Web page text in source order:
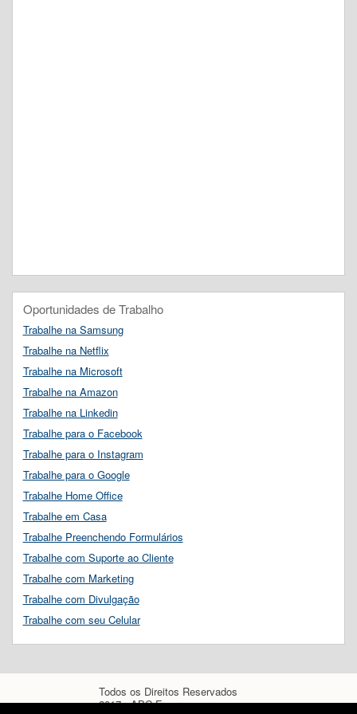
Oportunidades de Trabalho
Trabalhe na Samsung
Trabalhe na Netflix
Trabalhe na Microsoft
Trabalhe na Amazon
Trabalhe na Linkedin
Trabalhe para o Facebook
Trabalhe para o Instagram
Trabalhe para o Google
Trabalhe Home Office
Trabalhe em Casa
Trabalhe Preenchendo Formulários
Trabalhe com Suporte ao Cliente
Trabalhe com Marketing
Trabalhe com Divulgação
Trabalhe com seu Celular
Todos os Direitos Reservados
2017 - ABC Empregos